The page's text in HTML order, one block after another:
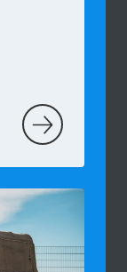
MEER OVER